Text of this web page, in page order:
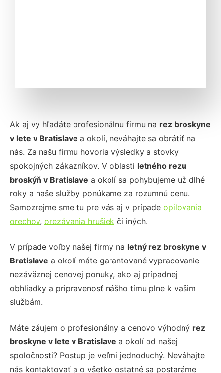
Ak aj vy hľadáte profesionálnu firmu na rez broskyne
v lete v Bratislave a okolí, neváhajte sa obrátiť na
nás. Za našu firmu hovoria výsledky a stovky
spokojných zákazníkov. V oblasti letného rezu
broskýň v Bratislave a okolí sa pohybujeme už dlhé
roky a naše služby ponúkame za rozumnú cenu.
Samozrejme sme tu pre vás aj v prípade opilovania
orechov, orezávania hrušiek či iných.
V prípade voľby našej firmy na letný rez broskyne v
Bratislave a okolí máte garantované vypracovanie
nezáväznej cenovej ponuky, ako aj prípadnej
obhliadky a pripravenosť nášho tímu plne k vašim
službám.
Máte záujem o profesionálny a cenovo výhodný rez
broskyne v lete v Bratislave a okolí od našej
spoločnosti? Postup je veľmi jednoduchý. Neváhajte
nás kontaktovať a o všetko ostatné sa postaráme